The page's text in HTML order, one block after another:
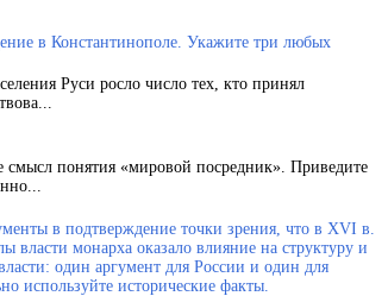
в Константинополе. Укажите три любых
Руси росло число тех, кто принял
смысл понятия «мировой посредник». Приведите
в подтверждение точки зрения, что в XVI в.
монарха оказало влияние на структуру и
один аргумент для России и один для
используйте исторические факты.